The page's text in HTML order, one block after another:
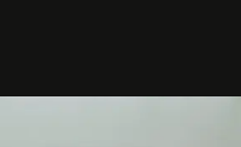
projecten: dit zijn